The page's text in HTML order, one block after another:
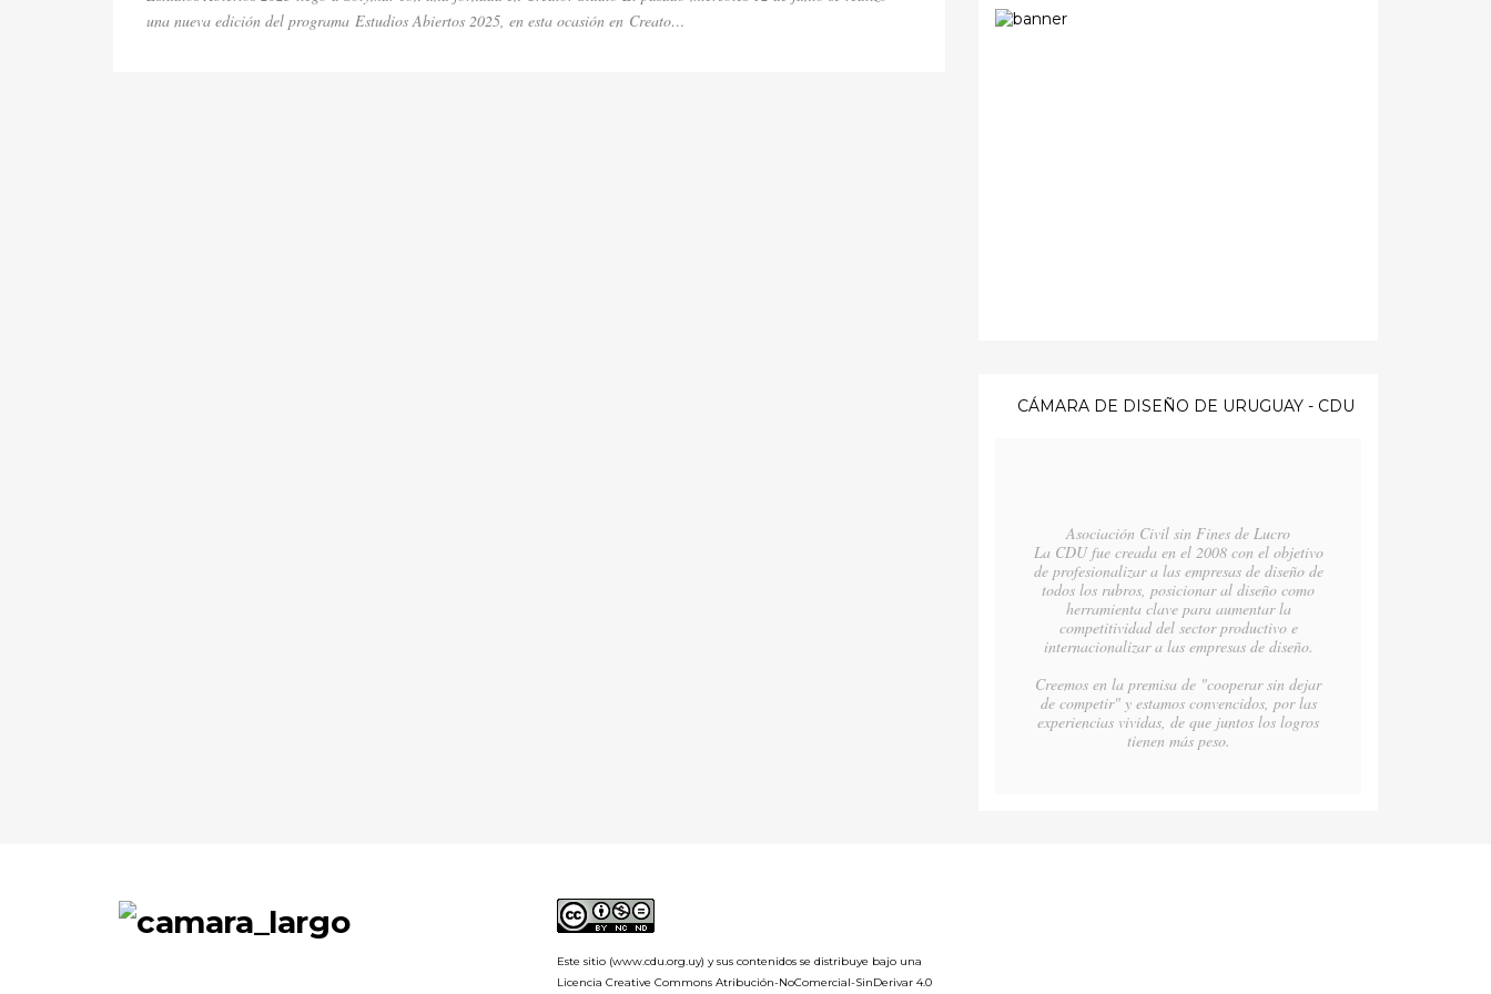
CÁMARA DE DISEÑO DE URUGUAY - CDU
Asociación Civil sin Fines de Lucro
La CDU fue creada en el 2008 con el objetivo
de profesionalizar a las empresas de diseño de
todos los rubros, posicionar al diseño como
herramienta clave para aumentar la
competitividad del sector productivo e
internacionalizar a las empresas de diseño.
Creemos en la premisa de "cooperar sin dejar
de competir" y estamos convencidos, por las
experiencias vividas, de que juntos los logros
tienen más peso.
una nueva edición del programa Estudios Abiertos 2025, en esta ocasión en Creato…
Este sitio (www.cdu.org.uy) y sus contenidos se distribuye bajo una
Licencia Creative Commons Atribución-NoComercial-SinDerivar 4.0